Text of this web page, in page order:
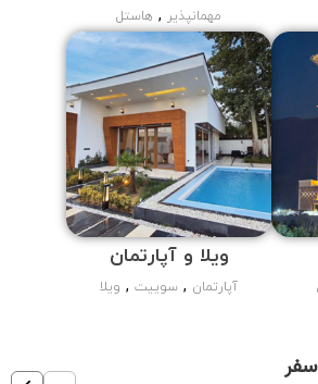
مهمانپذیر , هاستل
ویلا و آپارتمان
آپارتمان , سوییت , ویلا